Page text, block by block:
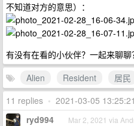
不知道对方的意思）：
有没有在看的小伙伴？一起来聊聊
Alien
Resident 居民
11 replies • 2021-03-05
ryd994 Mar 2, 2021 via